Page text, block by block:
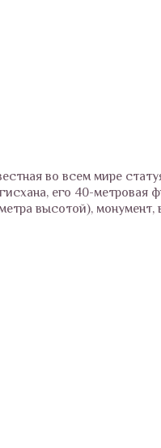
во всем мире
его 40-
высотой),